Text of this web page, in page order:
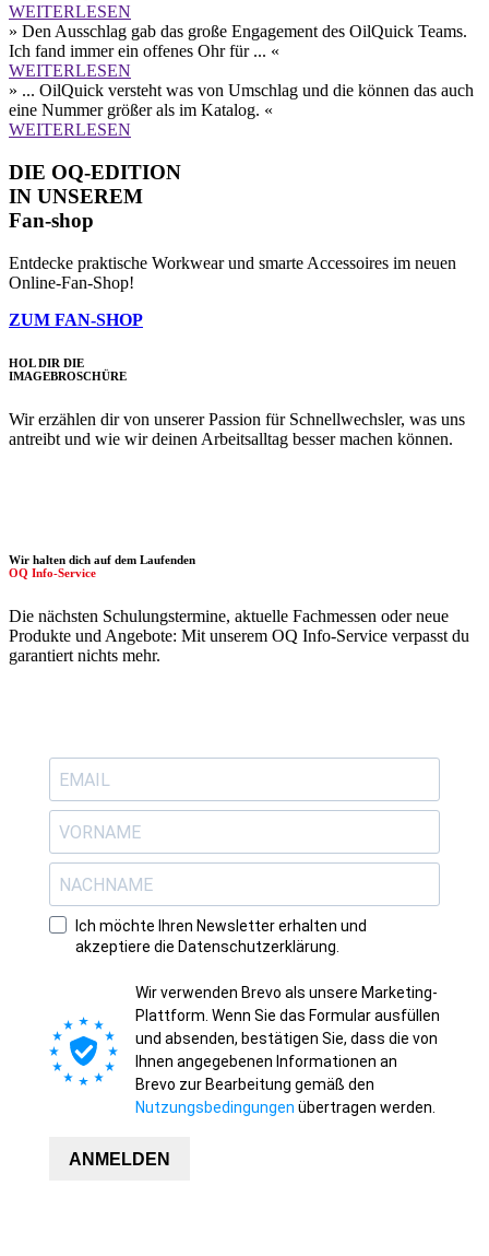
WEITERLESEN
» Den Aus­schlag gab das große Engagement des OilQuick Teams.
Ich fand immer ein offenes Ohr für ... «
WEITERLESEN
» ... OilQuick versteht was von Umschlag und die können das auch
eine Nummer größer als im Katalog. «
WEITERLESEN
DIE OQ-EDITION
IN UNSEREM
Fan-shop
Entdecke praktische Workwear und smarte Accessoires im neuen
Online-Fan-Shop!
ZUM FAN-SHOP
HOL DIR DIE
IMAGE­BROSCHÜRE
Wir erzählen dir von unserer Passion für Schnellwechsler, was uns
antreibt und wie wir deinen Arbeitsalltag besser machen können.
Wir halten dich auf dem Laufenden
OQ Info-Service
Die nächsten Schulungstermine, aktuelle Fachmessen oder neue
Produkte und Angebote: Mit unserem OQ Info-Service verpasst du
garantiert nichts mehr.
Ich möchte Ihren Newsletter erhalten und
akzeptiere die Datenschutzerklärung.
Wir verwenden Brevo als unsere Marketing-
Plattform. Wenn Sie das Formular ausfüllen
und absenden, bestätigen Sie, dass die von
Ihnen angegebenen Informationen an
Brevo zur Bearbeitung gemäß den
Nutzungsbedingungen übertragen werden.
ANMELDEN